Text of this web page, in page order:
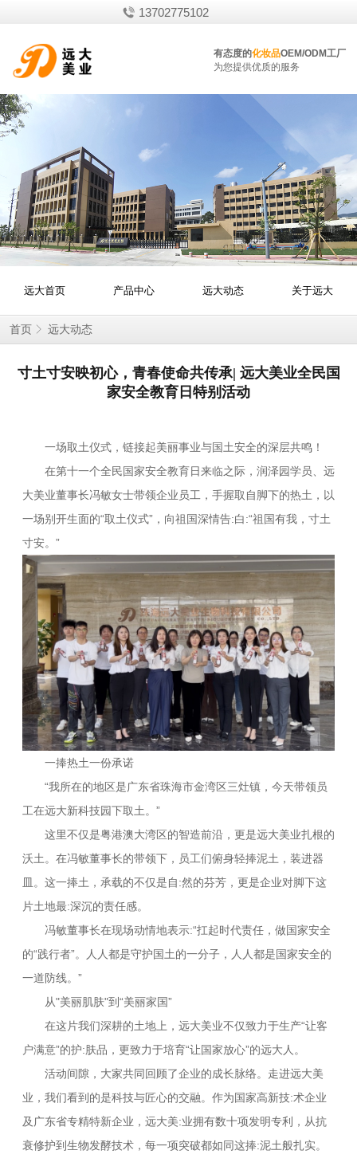
13702775102
有态度的化妆品OEM/ODM工厂
为您提供优质的服务
远大首页 产品中心 远大动态 关于远大
首页 远大动态
寸土寸安映初心，青春使命共传承| 远大美业全民国
家安全教育日特别活动
一场取土仪式，链接起美丽事业与国土安全的深层共鸣！
在第十一个全民国家安全教育日来临之际，润泽园学员、远
大美业董事长冯敏女士带领企业员工，手握取自脚下的热土，以
一场别开生面的“取土仪式”，向祖国深情告:白:“祖国有我，寸土
寸安。”
一捧热土一份承诺
“我所在的地区是广东省珠海市金湾区三灶镇，今天带领员
工在远大新科技园下取土。”
这里不仅是粤港澳大湾区的智造前沿，更是远大美业扎根的
沃土。在冯敏董事长的带领下，员工们俯身轻捧泥土，装进器
皿。这一捧土，承载的不仅是自:然的芬芳，更是企业对脚下这
片土地最:深沉的责任感。
冯敏董事长在现场动情地表示:“扛起时代责任，做国家安全
的“践行者”。人人都是守护国土的一分子，人人都是国家安全的
一道防线。”
从"美丽肌肤"到“美丽家国”
在这片我们深耕的土地上，远大美业不仅致力于生产“让客
户满意”的护:肤品，更致力于培育“让国家放心”的远大人。
活动间隙，大家共同回顾了企业的成长脉络。走进远大美
业，我们看到的是科技与匠心的交融。作为国家高新技:术企业
及广东省专精特新企业，远大美:业拥有数十项发明专利，从抗
衰修护到生物发酵技术，每一项突破都如同这捧:泥土般扎实。